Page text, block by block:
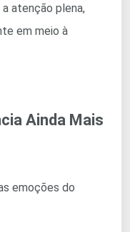
atenção plena,
em meio à
Ainda Mais
emoções do